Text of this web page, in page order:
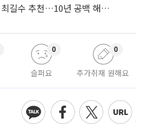
민주, 특별감찰관 후보에 최길수 추천…10년 공백 해소 속도
슬퍼요
0
추가취재 원해요
0